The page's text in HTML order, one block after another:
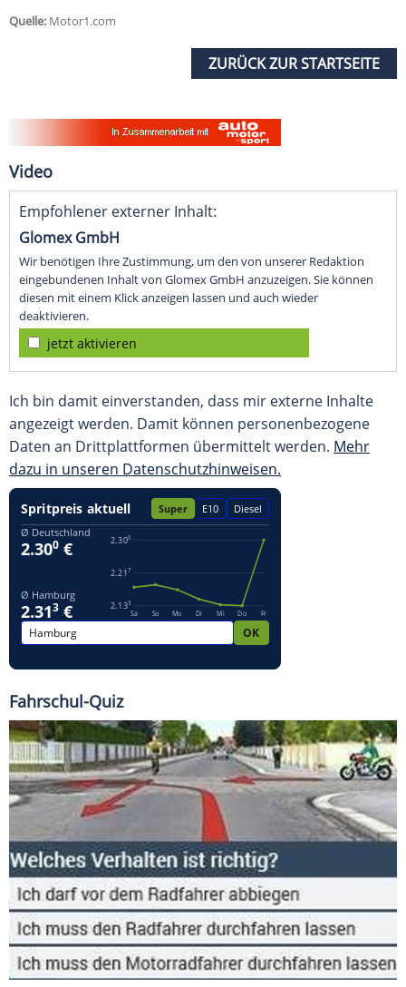
Quelle: Motor1.com
ZURÜCK ZUR STARTSEITE
Video
Empfohlener externer Inhalt:
Glomex GmbH
Wir benötigen Ihre Zustimmung, um den von unserer Redaktion
eingebundenen Inhalt von Glomex GmbH anzuzeigen. Sie können
diesen mit einem Klick anzeigen lassen und auch wieder
deaktivieren.
jetzt aktivieren
Ich bin damit einverstanden, dass mir externe Inhalte
angezeigt werden. Damit können personenbezogene
Daten an Drittplattformen übermittelt werden. Mehr
dazu in unseren Datenschutzhinweisen.
Fahrschul-Quiz